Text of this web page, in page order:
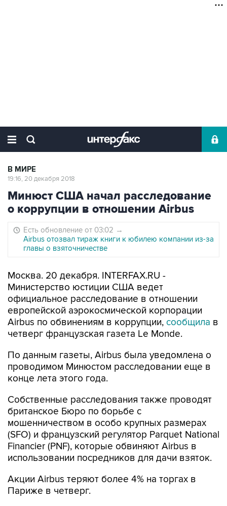
В МИРЕ
19:16, 20 декабря 2018
Минюст США начал расследование
о коррупции в отношении Airbus
Есть обновление от 03:02 →
Airbus отозвал тираж книги к юбилею компании из-за
главы о взяточничестве
Москва. 20 декабря. INTERFAX.RU -
Министерство юстиции США ведет
официальное расследование в отношении
европейской аэрокосмической корпорации
Airbus по обвинениям в коррупции, сообщила в
четверг французская газета Le Monde.
По данным газеты, Airbus была уведомлена о
проводимом Минюстом расследовании еще в
конце лета этого года.
Собственные расследования также проводят
британское Бюро по борьбе с
мошенничеством в особо крупных размерах
(SFO) и французский регулятор Parquet National
Financier (PNF), которые обвиняют Airbus в
использовании посредников для дачи взяток.
Акции Airbus теряют более 4% на торгах в
Париже в четверг.